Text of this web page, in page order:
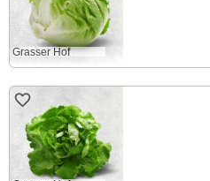
Grasser Hof